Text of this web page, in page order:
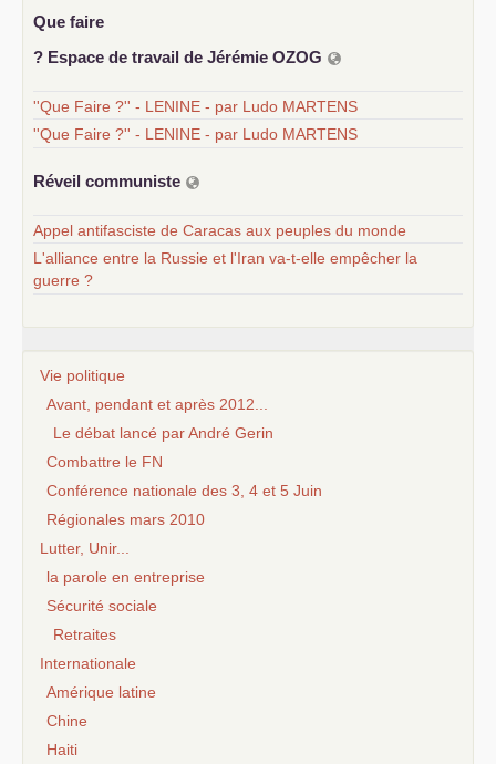
Que faire
? Espace de travail de Jérémie OZOG
''Que Faire ?'' - LENINE - par Ludo MARTENS
''Que Faire ?'' - LENINE - par Ludo MARTENS
Réveil communiste
Appel antifasciste de Caracas aux peuples du monde
L'alliance entre la Russie et l'Iran va-t-elle empêcher la
guerre ?
Vie politique
Avant, pendant et après 2012...
Le débat lancé par André Gerin
Combattre le FN
Conférence nationale des 3, 4 et 5 Juin
Régionales mars 2010
Lutter, Unir...
la parole en entreprise
Sécurité sociale
Retraites
Internationale
Amérique latine
Chine
Haiti